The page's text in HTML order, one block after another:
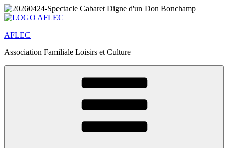
Aller
au
principal
AFLEC
Association Familiale Loisirs et Culture